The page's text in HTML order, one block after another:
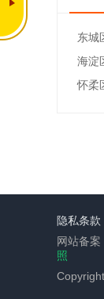
东城
海淀
怀柔
隐私条款
网站备案
照